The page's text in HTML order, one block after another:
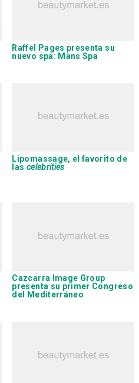
Raffel Pages presenta su
nuevo spa: Mans Spa
Lipomassage, el favorito de
las celebrities
Cazcarra Image Group
presenta su primer Congreso
del Mediterráneo